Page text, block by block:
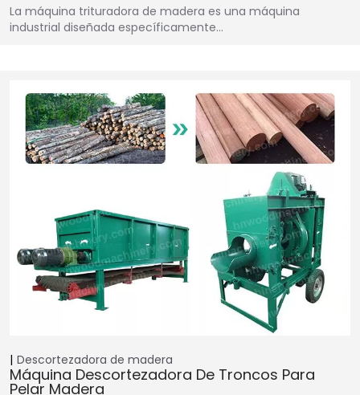
La máquina trituradora de madera es una máquina
industrial diseñada específicamente…
Descortezadora de madera
Máquina Descortezadora De Troncos Para
Pelar Madera